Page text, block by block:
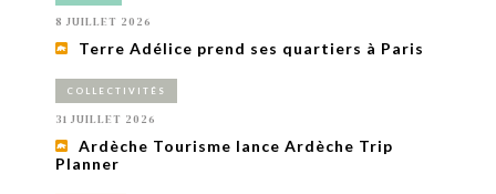
8 JUILLET 2026
Terre Adélice prend ses quartiers à Paris
COLLECTIVITÉS
31 JUILLET 2026
Ardèche Tourisme lance Ardèche Trip
Planner